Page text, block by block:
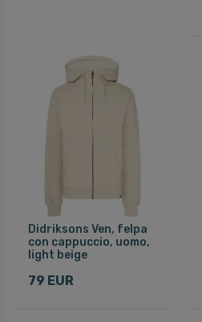
Didriksons Ven, felpa
con cappuccio, uomo,
light beige
79 EUR